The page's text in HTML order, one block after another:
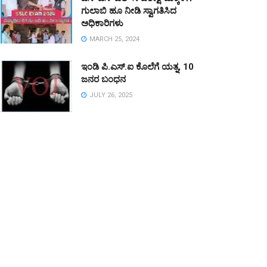
ಗುಲಾಬಿ ಹೂ ನೀಡಿ ಸ್ವಾಗತಿಸಿದ
ಅಧಿಕಾರಿಗಳು
MARCH 25, 2024
ಇಂಡಿ ಪಿ.ಎಸ್.ಐ ಕೊಲೆಗೆ ಯತ್ನ, 10
ಜನರ ಬಂಧನ
JULY 26, 2025